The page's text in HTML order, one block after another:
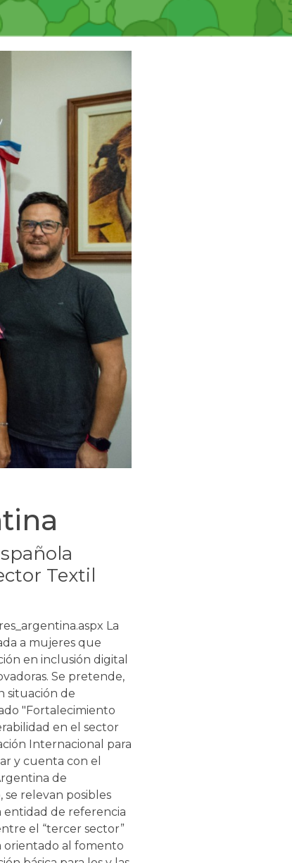
Textil
La
a mujeres que
en inclusión digital
Se pretende,
situación de
"Fortalecimiento
en el sector
Internacional para
y cuenta con el
de
se relevan posibles
entidad de referencia
el “tercer sector”
orientado al fomento